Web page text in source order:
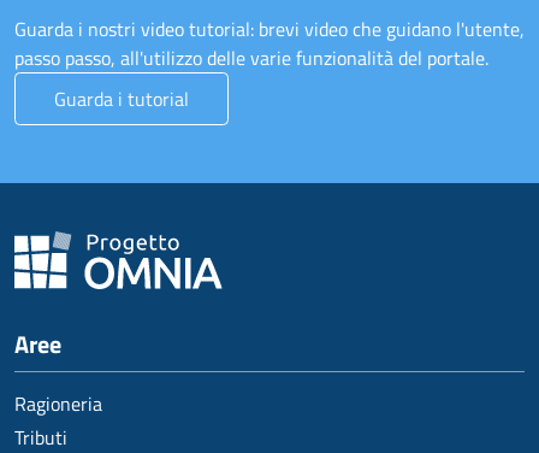
Guarda i nostri video tutorial: brevi video che guidano l'utente,
passo passo, all'utilizzo delle varie funzionalità del portale.
Guarda i tutorial
Aree
Ragioneria
Tributi